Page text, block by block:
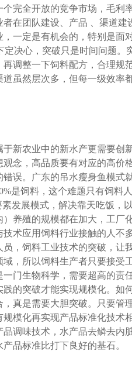
完全开放的竞争市场，毛利
在团队建设、产品 、渠道
一定是有机会的，特别是面
定决心，突破只是时间问题
再调整一下饲料配方，合理规
虽然层次多，但每一级效率
于新农业中的新水产更需要创
观念，高品质要有对应的高价
错误。广东的吊水瘦身鱼模式
是饲料，这个难题只有饲料
素发展模式，解决靠天吃饭，
）养殖的规模都在加大，工厂
术应用饲料行业接触的人不
员，饲料工业技术的突破，让
，所以饲料生产者只要接受
门生物科学，需要超高的责
践的突破才能实现规模化。如
真是需要大胆突破。只要管
规模化再实现产品标准化技
调味技术，水产品去鳞去内
品标准比打下良好的基石。